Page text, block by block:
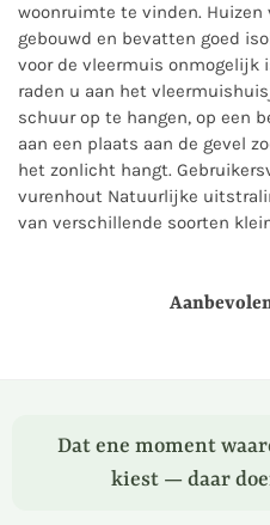
woonruimte te vinden.
gebouwd en bevatten goed
voor de vleermuis onmogelijk
raden u aan het
schuur op te hangen, op een
aan een plaats aan de gevel
het zonlicht hangt.
vurenhout Natuurlijke
van verschillende soorten
Dat ene moment
kiest — daar